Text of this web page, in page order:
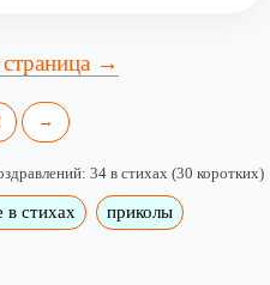
→
→
34 в стихах (30 коротких)
в стихах приколы